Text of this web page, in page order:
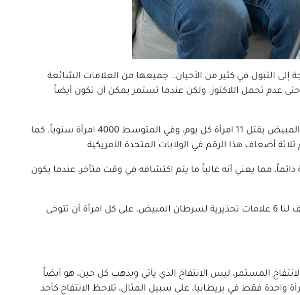
إلى التبول في كثير من الأحيان.. جميعها من العلامات الشائعة
حتى عدم تحمل اللاكتوز. ولكن عندما تستمر يمكن أن تكون أيضاً
في بريطانيا وحدها، تشير التقارير إلى أن سرطان المبيض يقتل 11 امرأة كل يوم، وفي المتوسط 4000 امرأة سنوياً. كما
أضعاف هذا الرقم في الولايات المتحدة الأمريكية.
مما يعني أنه غالباً ما يتم اكتشافه في وقت متأخر، عندما يكون
لذلك من المهم قراءة السطور التالية التي تكشف لنا 6 علامات تحذيرية لسرطان المبيض، على كل امرأة أن تتوخى
المستمر، ليس الانتفاخ الذي يأتي ويذهب كل حين، هو أيضاً
فقط في بريطانيا، على سبيل المثال، تلاحظ الانتفاخ كأحد